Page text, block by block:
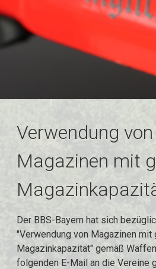
Verwendung von
Magazinen mit
Der BBS-Bayern hat sich
"Verwendung von Magazinen mit
Magazinkapazität" gemäß
folgenden E-Mail an die Vereine